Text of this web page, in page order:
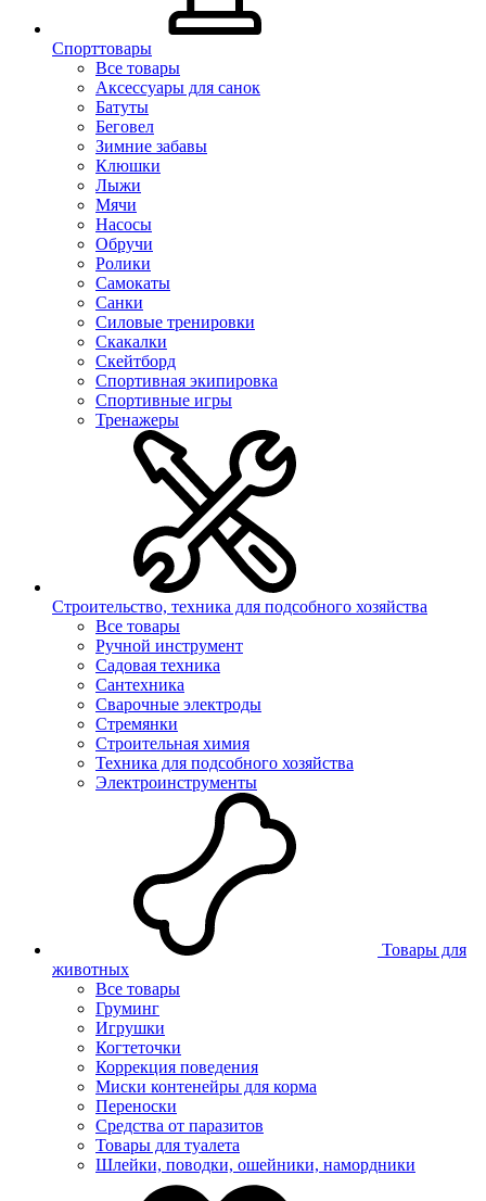
Спорттовары
Все товары
Аксессуары для санок
Батуты
Беговел
Зимние забавы
Клюшки
Лыжи
Мячи
Насосы
Обручи
Ролики
Самокаты
Санки
Силовые тренировки
Скакалки
Скейтборд
Спортивная экипировка
Спортивные игры
Тренажеры
Строительство, техника для подсобного хозяйства
Все товары
Ручной инструмент
Садовая техника
Сантехника
Сварочные электроды
Стремянки
Строительная химия
Техника для подсобного хозяйства
Электроинструменты
Товары для
животных
Все товары
Груминг
Игрушки
Когтеточки
Коррекция поведения
Миски контенейры для корма
Переноски
Средства от паразитов
Товары для туалета
Шлейки, поводки, ошейники, намордники